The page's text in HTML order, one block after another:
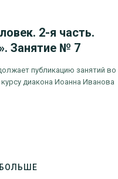
2-я часть.
Занятие № 7
публикацию занятий во
диакона Иоанна Иванова